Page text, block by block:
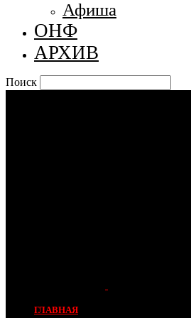
Афиша
ОНФ
АРХИВ
Поиск
ГЛАВНАЯ